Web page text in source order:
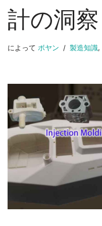
計の洞察
によって ボヤン 製造知識,